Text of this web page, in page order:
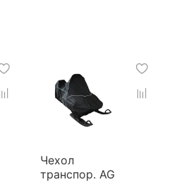
Чехол
транспор. AG